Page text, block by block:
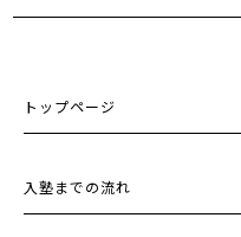
トップページ
入塾までの流れ